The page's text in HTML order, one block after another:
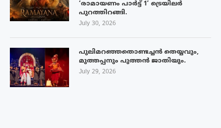
‘രാമായണം പാർട്ട് 1’ ട്രെയിലർ
പുറത്തിറങ്ങി.
July 30, 2026
പുലിമറഞ്ഞതൊണ്ടച്ചൻ തെയ്യവും,
മുത്തപ്പനും പുത്തൻ ജാതിയും.
July 29, 2026